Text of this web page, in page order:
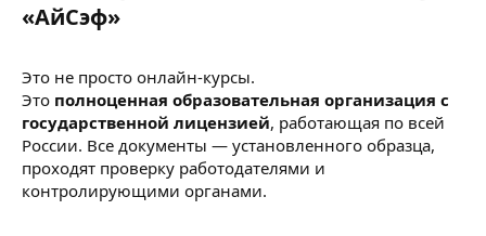
«АйСэф»​
Это не просто онлайн-курсы.
Это полноценная образовательная организация с
государственной лицензией, работающая по всей
России. Все документы — установленного образца,
проходят проверку работодателями и
контролирующими органами.